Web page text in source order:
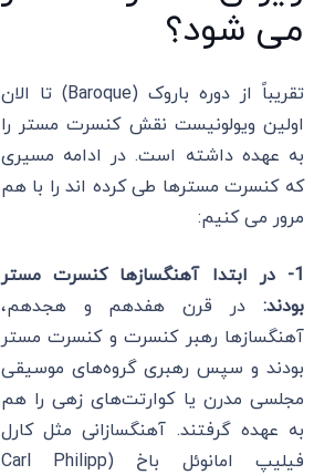
می شود؟
تقریباً از دوره باروک (Baroque) تا الان
اولین ویولونیست نقش کنسرت مستر را
به عهده داشته است. در ادامه مسیری
که کنسرت مسترها طی کرده اند را با هم
مرور می کنیم:
1- در ابتدا آهنگسازها کنسرت مستر
بودند: در قرن هفدهم و هجدهم،
آهنگسازها رهبر کنسرت و کنسرت مستر
بودند و سپس رهبری گروه‌های موسیقی
مجلسی مدرن یا کوارتت‌های زهی را هم
به عهده گرفتند. آهنگسازانی مثل کارل
فیلیپ امانوئل باخ (Carl Philipp